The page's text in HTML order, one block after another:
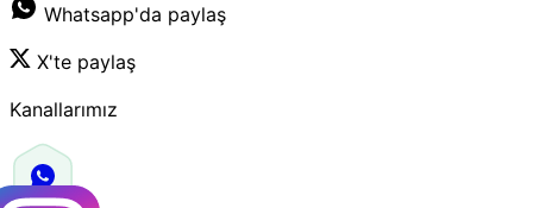
Whatsapp'da paylaş
X'te paylaş
Kanallarımız